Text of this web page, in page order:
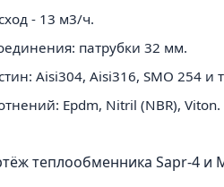
- 13 м3/ч.
патрубки 32 мм.
Aisi304, Aisi316, SMO 254 и
Epdm, Nitril (NBR), Viton.